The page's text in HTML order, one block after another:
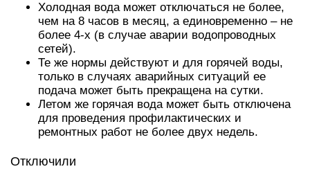
Холодная вода может отключаться не более,
чем на 8 часов в месяц, а единовременно – не
более 4-х (в случае аварии водопроводных
сетей).
Те же нормы действуют и для горячей воды,
только в случаях аварийных ситуаций ее
подача может быть прекращена на сутки.
Летом же горячая вода может быть отключена
для проведения профилактических и
ремонтных работ не более двух недель.
Отключили